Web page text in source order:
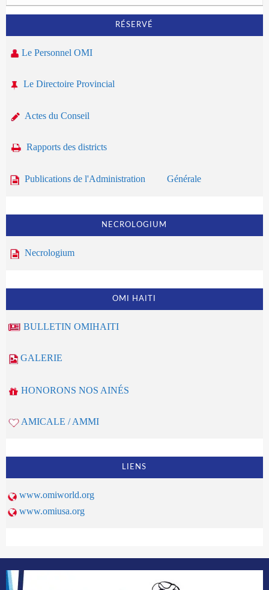
RÉSERVÉ
Le Personnel OMI
Le Directoire Provincial
Actes du Conseil
Rapports des districts
Publications de l'Administration Générale
NECROLOGIUM
Necrologium
OMI HAITI
BULLETIN OMIHAITI
GALERIE
HONORONS NOS AINÉS
AMICALE / AMMI
LIENS
www.omiworld.org
www.omiusa.org